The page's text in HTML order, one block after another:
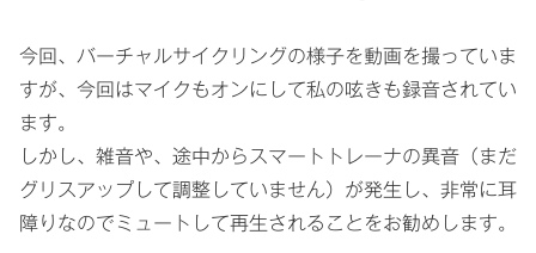
今回、バーチャルサイクリングの様子を動画を撮っていま
すが、今回はマイクもオンにして私の呟きも録音されてい
ます。
しかし、雑音や、途中からスマートトレーナの異音（まだ
グリスアップして調整していません）が発生し、非常に耳
障りなのでミュートして再生されることをお勧めします。